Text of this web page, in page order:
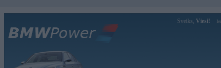
Sveiks, Viesi!